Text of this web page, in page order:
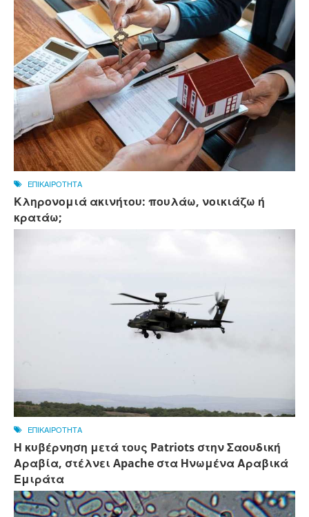
ΕΠΙΚΑΙΡΟΤΗΤΑ
Κληρονομιά ακινήτου: πουλάω, νοικιάζω ή
κρατάω;
ΕΠΙΚΑΙΡΟΤΗΤΑ
Η κυβέρνηση μετά τους Patriots στην Σαουδική
Αραβία, στέλνει Apache στα Ηνωμένα Αραβικά
Εμιράτα